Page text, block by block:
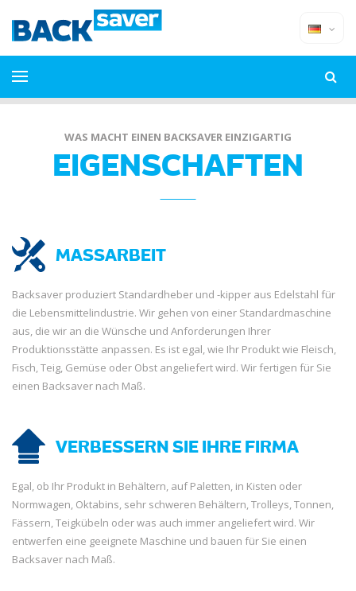
WAS MACHT EINEN BACKSAVER EINZIGARTIG
EIGENSCHAFTEN
MASSARBEIT
Backsaver produziert Standardheber und -kipper aus Edelstahl für
die Lebensmittelindustrie. Wir gehen von einer Standardmaschine
aus, die wir an die Wünsche und Anforderungen Ihrer
Produktionsstätte anpassen. Es ist egal, wie Ihr Produkt wie Fleisch,
Fisch, Teig, Gemüse oder Obst angeliefert wird. Wir fertigen für Sie
einen Backsaver nach Maß.
VERBESSERN SIE IHRE FIRMA
Egal, ob Ihr Produkt in Behältern, auf Paletten, in Kisten oder
Normwagen, Oktabins, sehr schweren Behältern, Trolleys, Tonnen,
Fässern, Teigkübeln oder was auch immer angeliefert wird. Wir
entwerfen eine geeignete Maschine und bauen für Sie einen
Backsaver nach Maß.